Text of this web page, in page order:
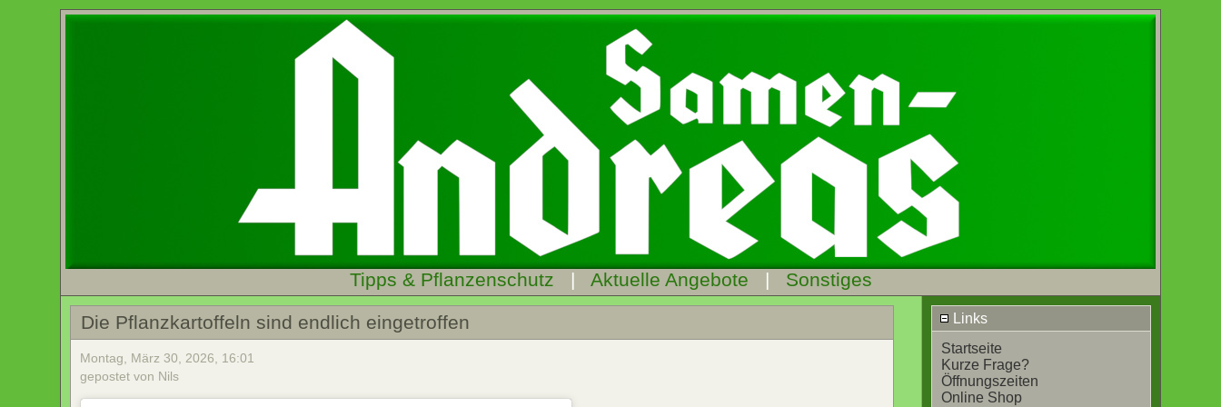
Tipps & Pflanzenschutz | Aktuelle Angebote | Sonstiges
Links
Startseite
Kurze Frage?
Öffnungszeiten
Online Shop
Die Pflanzkartoffeln sind endlich eingetroffen
Montag, März 30, 2026, 16:01
gepostet von Nils